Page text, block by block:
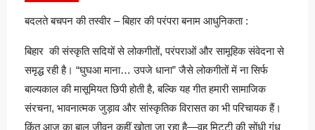
बदलते बचपन की तस्वीर – बिहार की परंपरा बनाम आधुनिकता :
बिहार की संस्कृति सदियों से लोकगीतों, परंपराओं और सामूहिक संवेदना से
समृद्ध रही है। “घुघआ माना… उपजे धाना” जैसे लोकगीतों में ना सिर्फ
बाल्यकाल की मासूमियत छिपी होती है, बल्कि यह गीत हमारी सामाजिक
संरचना, भावनात्मक जुड़ाव और सांस्कृतिक विरासत का भी परिचायक हैं।
किंतु आज का बाल जीवन कहीं खोता जा रहा है—वह मिट्टी की सोंधी गंध